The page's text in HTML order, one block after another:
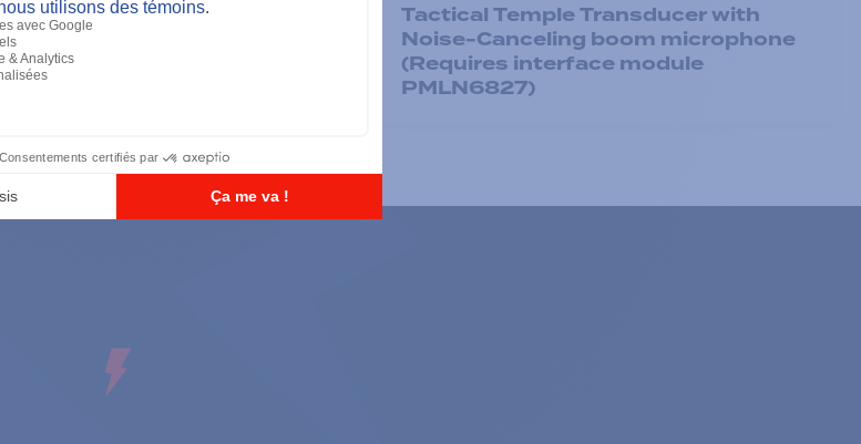
Body PTT (For use
module PMLN6827)
Tactical Temple Transducer with
Noise-Canceling boom microphone
(Requires interface module
PMLN6827)